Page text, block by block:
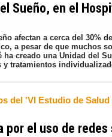
Sueño, en el
afectan a cerca del 30%
a pesar de que muchos
ha creado una Unidad del
y tratamientos
del 'VI Estudio de
por el uso de